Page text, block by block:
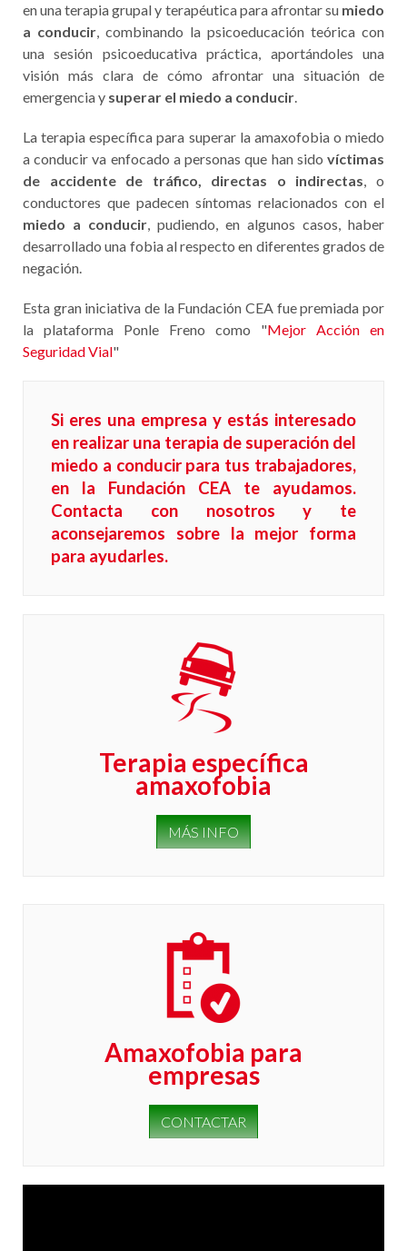
en una terapia grupal y terapéutica para afrontar su miedo
a conducir, combinando la psicoeducación teórica con
una sesión psicoeducativa práctica, aportándoles una
visión más clara de cómo afrontar una situación de
emergencia y superar el miedo a conducir.
La terapia específica para superar la amaxofobia o miedo
a conducir va enfocado a personas que han sido víctimas
de accidente de tráfico,
directas o indirectas, o
conductores que padecen síntomas relacionados con el
miedo a conducir, pudiendo, en algunos casos, haber
desarrollado una fobia al respecto en diferentes grados de
negación.
Esta gran iniciativa de la Fundación CEA fue premiada por
la plataforma Ponle Freno como "Mejor Acción en
Seguridad Vial"
Si eres una empresa y estás interesado
en realizar una terapia de superación del
miedo a conducir para tus trabajadores,
en la Fundación CEA te ayudamos.
Contacta con nosotros y te
aconsejaremos sobre la mejor forma
para ayudarles.
Terapia específica
amaxofobia
MÁS INFO
Amaxofobia para
empresas
CONTACTAR